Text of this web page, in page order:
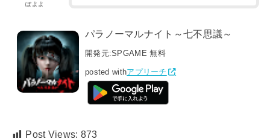
ぽよよ
パラノーマルナイト～七不思議～
開発元:SPGAME 無料
posted withアプリーチ
Post Views: 873